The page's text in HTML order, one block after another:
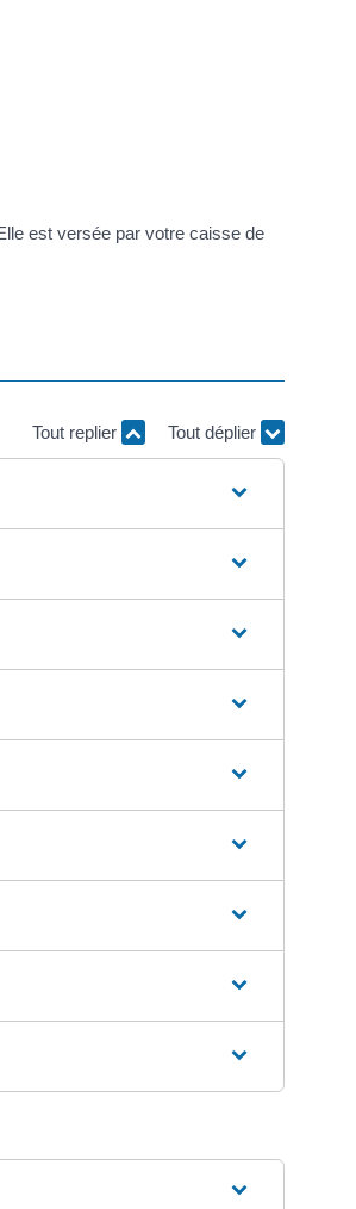
est versée par votre caisse de
Tout replier Tout déplier